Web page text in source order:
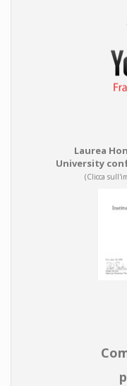
Laurea
University
(Clicca